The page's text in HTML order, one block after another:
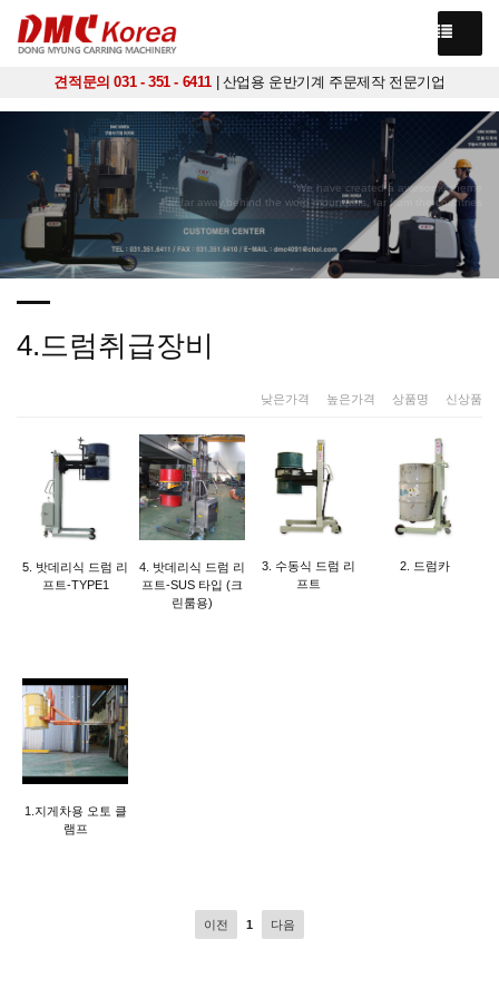
견적문의 031 - 351 - 6411 | 산업용 운반기계 주문제작 전문기업
We have created a awesome theme
Far far away,behind the word mountains, far from the countries
4.드럼취급장비
낮은가격 높은가격 상품명 신상품
5. 밧데리식 드럼 리
프트-TYPE1
4. 밧데리식 드럼 리
프트-SUS 타입 (크
린룸용)
3. 수동식 드럼 리
프트
2. 드럼카
1.지게차용 오토 클
램프
이전 1 다음